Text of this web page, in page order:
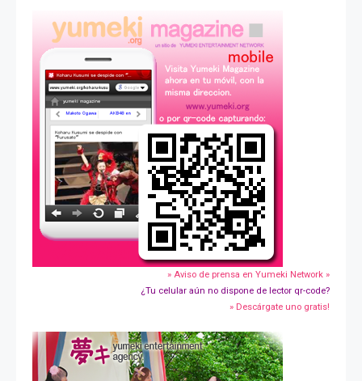
» Aviso de prensa en Yumeki Network »
¿Tu celular aún no dispone de lector qr-code?
» Descárgate uno gratis!